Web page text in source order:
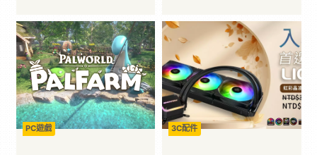
科
技
全
方PC遊戲 3C配件